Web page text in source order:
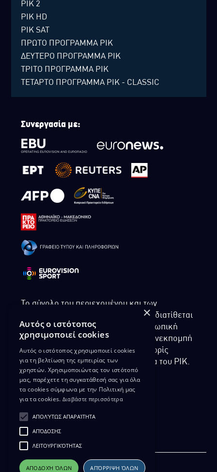
ΡΙΚ 2
ΡΙΚ HD
ΡΙΚ SAT
ΠΡΩΤΟ ΠΡΟΓΡΑΜΜΑ ΡΙΚ
ΔΕΥΤΕΡΟ ΠΡΟΓΡΑΜΜΑ ΡΙΚ
ΤΡΙΤΟ ΠΡΟΓΡΑΜΜΑ ΡΙΚ
ΤΕΤΑΡΤΟ ΠΡΟΓΡΑΜΜΑ ΡΙΚ - CLASSIC
Συνεργασία με:
Το σύνολο του περιεχομένου και των
υπηρεσιών της ιστοσελίδας του ΡΙΚ διατίθεται
στους επισκέπτες αυστηρά για προσωπική
χρήση. Απαγορεύεται η χρήση ή επανεκπομπή
του, σε οποιοδήποτε μορφή, με ή χωρίς
επεξεργασία και χωρίς γραπτή άδεια του ΡΙΚ.
ΔΙΚΑΙΩΜΑ ΠΡΟΣΤΑΣΙΑΣ ΔΕΔΟΜΕΝΩΝ
ΔΙΑΘΕΣΗ ΑΡΧΕΙΑΚΟΥ ΥΛΙΚΟΥ
ΠΟΛΙΤΙΚΗ ΑΠΟΡΡΗΤΟΥ EUROVISION
×
Αυτός ο ιστότοπος
χρησιμοποιεί cookies
Αυτός ο ιστότοπος χρησιμοποιεί cookies
για τη βελτίωση της εμπειρίας των
χρηστών. Χρησιμοποιώντας τον ιστότοπό
μας, παρέχετε τη συγκατάθεσή σας για όλα
τα cookies σύμφωνα με την Πολιτική μας
για τα cookies. Διαβάστε περισσότερα
ΑΠΟΛΎΤΩΣ ΑΠΑΡΑΊΤΗΤΑ
ΑΠΌΔΟΣΗΣ
ΛΕΙΤΟΥΡΓΙΚΌΤΗΤΑΣ
ΑΠΟΔΟΧΉ ΌΛΩΝ ΑΠΌΡΡΙΨΗ ΌΛΩΝ